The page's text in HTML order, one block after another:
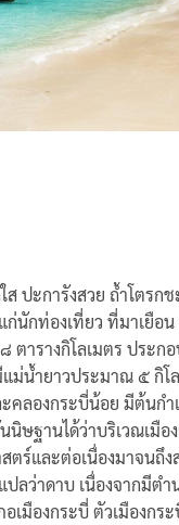
ปะการังสวย ถ้ำโตรก
นักท่องเที่ยว ที่มาเยือ
ารางกิโลเมตร ประก
ม่น้ำยาวประมาณ ๕ กิโ
ลองกระบี่น้อย มีต้นกํา
ษฐานได้ว่าบริเวณเมือ
ตร์และต่อเนื่องมาจนถึ
ลว่าดาบ เนื่องจากมีตํา
เมืองกระบี่ ตัวเมืองก